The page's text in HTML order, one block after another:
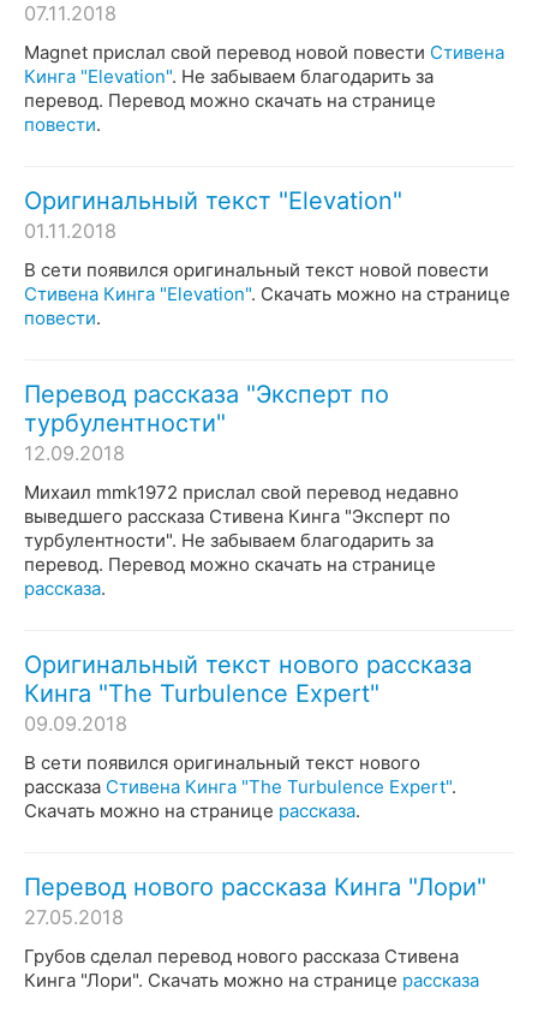
07.11.2018
Magnet прислал свой перевод новой повести Стивена
Кинга "Elevation". Не забываем благодарить за
перевод. Перевод можно скачать на странице
повести.
Оригинальный текст "Elevation"
01.11.2018
В сети появился оригинальный текст новой повести
Стивена Кинга "Elevation". Скачать можно на странице
повести.
Перевод рассказа "Эксперт по
турбулентности"
12.09.2018
Михаил mmk1972 прислал свой перевод недавно
выведшего рассказа Стивена Кинга "Эксперт по
турбулентности". Не забываем благодарить за
перевод. Перевод можно скачать на странице
рассказа.
Оригинальный текст нового рассказа
Кинга "The Turbulence Expert"
09.09.2018
В сети появился оригинальный текст нового
рассказа Стивена Кинга "The Turbulence Expert".
Скачать можно на странице рассказа.
Перевод нового рассказа Кинга "Лори"
27.05.2018
Грубов сделал перевод нового рассказа Стивена
Кинга "Лори". Скачать можно на странице рассказа